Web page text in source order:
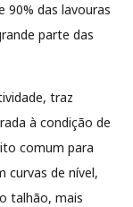
90% das lavouras
parte das
traz
à condição de
comum para
curvas de nível,
talhão, mais